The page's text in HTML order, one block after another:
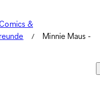
&
Minnie Maus -